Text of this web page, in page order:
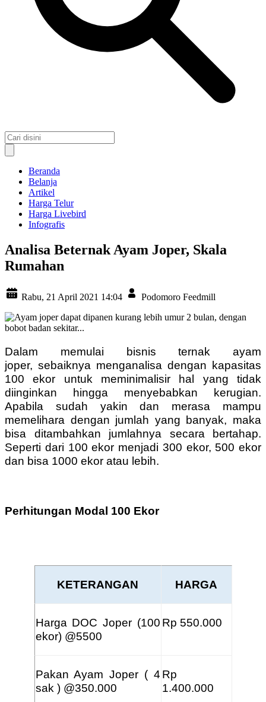
Beranda
Belanja
Artikel
Harga Telur
Harga Livebird
Infografis
Analisa Beternak Ayam Joper, Skala
Rumahan
Rabu, 21 April 2021 14:04 Podomoro Feedmill
Dalam memulai bisnis ternak ayam
joper, sebaiknya menganalisa dengan kapasitas
100 ekor untuk meminimalisir hal yang tidak
diinginkan hingga menyebabkan kerugian.
Apabila sudah yakin dan merasa mampu
memelihara dengan jumlah yang banyak, maka
bisa ditambahkan jumlahnya secara bertahap.
Seperti dari 100 ekor menjadi 300 ekor, 500 ekor
dan bisa 1000 ekor atau lebih.
Perhitungan Modal 100 Ekor
KETERANGAN HARGA
Harga DOC Joper (100
ekor) @5500
Rp 550.000
Pakan Ayam Joper ( 4
sak ) @350.000
Rp
1.400.000